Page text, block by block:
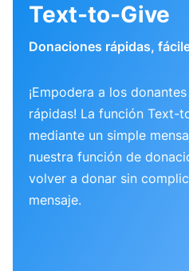
Text-to-Give
Donaciones rápidas,
¡Empodera a los
rápidas! La función Text-
mediante un simple
nuestra función de
volver a donar sin
mensaje.